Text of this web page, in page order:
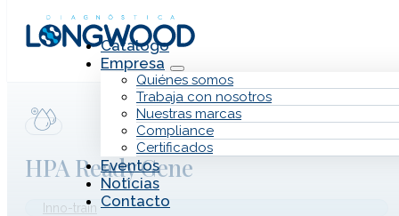
Saltar al contenido principal
Catálogo
Empresa
Quiénes somos
Trabaja con nosotros
Nuestras marcas
Compliance
Certificados
Eventos
Noticias
Contacto
HPA Ready Gene
Inno-train